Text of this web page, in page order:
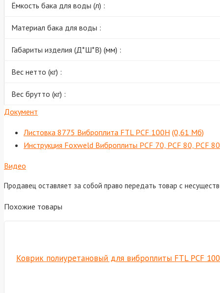
Ёмкость бака для воды (л) :
Материал бака для воды :
Габариты изделия (Д*Ш*В) (мм) :
Вес нетто (кг) :
Вес брутто (кг) :
Документ
Листовка 8775 Виброплита FTL PCF 100H (0,61 Мб)
Инструкция Foxweld Виброплиты PCF 70, PCF 80, PCF
Видео
Продавец оставляет за собой право передать товар с
Похожие товары
Коврик полиуретановый для виброплиты FTL PCF 100